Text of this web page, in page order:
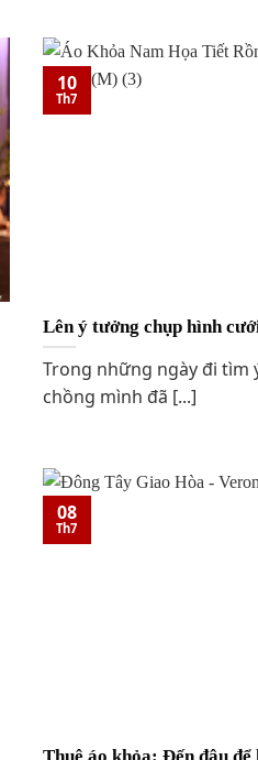
Lên ý tưởng chụp hình
Trong những ngày đi tìm
chồng mình đã [...]
10
Th7
08
Th7